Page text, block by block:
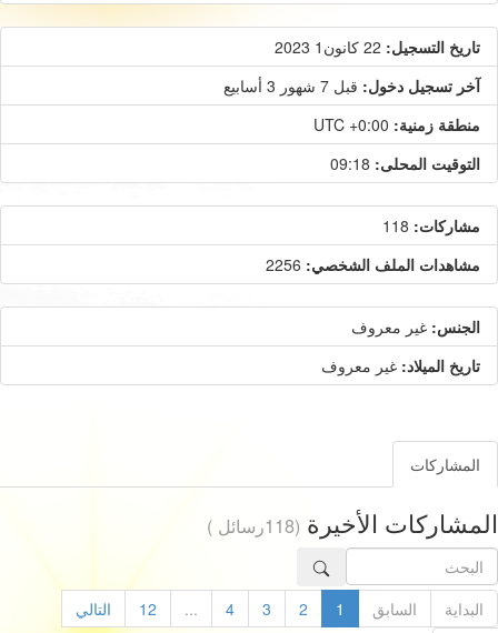
تاريخ التسجيل: 22 كانون1 2023
آخر تسجيل دخول: قبل 7 شهور 3 أسابيع
منطقة زمنية: UTC +0:00
التوقيت المحلى: 09:18
مشاركات: 118
مشاهدات الملف الشخصي: 2256
الجنس: غير معروف
تاريخ الميلاد: غير معروف
المشاركات
المشاركات الأخيرة (118رسائل )
البداية السابق 1
2
3
4
...
12
التالي